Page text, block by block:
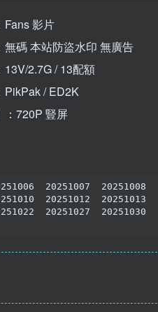
Fans 影片
無碼 本站防盜水印 無廣告
13V/2.7G / 13配額
PikPak / ED2K
：720P 豎屏
20251007  20251008
20251012  20251013
20251027  20251030